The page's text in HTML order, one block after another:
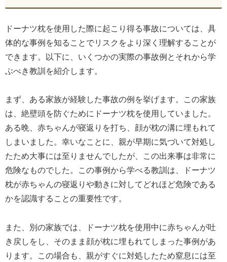
ドーナツ枕を使用した際に起こり得る事故については、具
体的な事例を知ることでリスクをより深く理解することが
できます。以下に、いくつかの実際の事故例とそれから学
ぶべき教訓を紹介します。
まず、ある家族が経験した事故の例を挙げます。この家族
は、絶壁頭を防ぐためにドーナツ枕を使用していました。
ある晩、赤ちゃんが寝返りを打ち、顔が枕の溝に埋もれて
しまいました。幸いなことに、親が早期に気づいて対処し
たため大事には至りませんでしたが、この出来事は非常に
危険なものでした。この事例から学べる教訓は、ドーナツ
枕が赤ちゃんの寝返りや動きに対してどれほど危険である
かを認識することの重要性です。
また、別の家族では、ドーナツ枕を使用中に赤ちゃんが吐
き戻しをし、そのまま顔が枕に埋もれてしまった事例があ
ります。この場合も、親がすぐに対処したため窒息には至